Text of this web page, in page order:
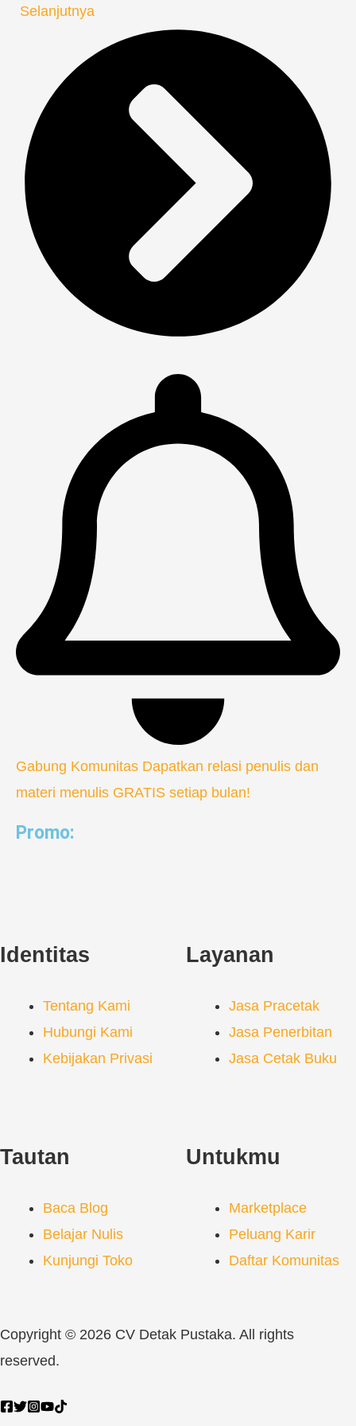
Selanjutnya
Gabung Komunitas Dapatkan relasi penulis dan
materi menulis GRATIS setiap bulan!
Promo:
Identitas
Tentang Kami
Hubungi Kami
Kebijakan Privasi
Layanan
Jasa Pracetak
Jasa Penerbitan
Jasa Cetak Buku
Tautan
Baca Blog
Belajar Nulis
Kunjungi Toko
Untukmu
Marketplace
Peluang Karir
Daftar Komunitas
Copyright © 2026 CV Detak Pustaka. All rights
reserved.